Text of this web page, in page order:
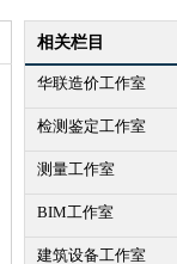
相关栏目
华联造价工作室
检测鉴定工作室
测量工作室
BIM工作室
建筑设备工作室